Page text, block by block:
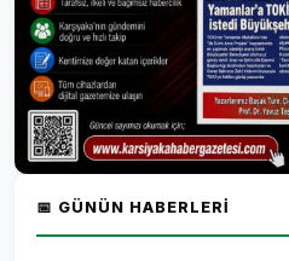
📅 GÜNÜN HABERLERI